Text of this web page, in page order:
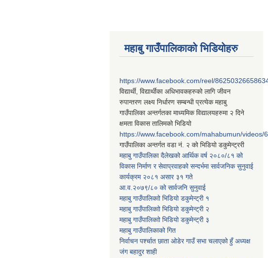
महाबु गाउँपालिकाको भिडियोहरु
https://www.facebook.com/reel/
विद्यार्थी, विद्यार्थीका अधिभावकहरुको लागि जीवन
रुपान्तरण लक्ष्य निर्धारण सम्बन्धी प्रत्येक महाबु
गाउँपालिका अन्तर्गतका माध्यमिक विद्यालयहरुमा २ दिने
क्षमता विकास तालिमको भिडियो
https://www.facebook.com/mahabumun/videos/
गाउँपालिका अन्तर्गत वडा नं. २ को भिडियो डकुमेन्ट्ररी
महाबु गाउँपालिका दैलेखको आर्थिक वर्ष २०८०/८१ को
विकास निर्माण र सेवाप्रवाहको सन्दर्भमा सार्वजनिक सुनुवाई
कार्यक्रम २०८१ असार ३१ गते
आ.व.२०७९/८० को सार्वजनि सुनुवाई
महाबु गाउँपालिकाो भिडियो डकुमेन्ट्री १
महाबु गाउँपालिकाो भिडियो डकुमेन्ट्री २
महाबु गाउँपालिकाो भिडियो डकुमेन्ट्री ३
महाबु गाउँपालिकाको गित
निर्वाचन पर्श्चात छाता ओडेर गाउँ सभा चलाएको हुँ अध्यक्ष
जंग बहादुर शाही